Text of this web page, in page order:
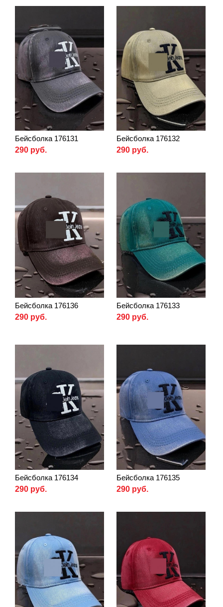
Бейсболка 176131
290 руб.
Бейсболка 176132
290 руб.
Бейсболка 176136
290 руб.
Бейсболка 176133
290 руб.
Бейсболка 176134
290 руб.
Бейсболка 176135
290 руб.